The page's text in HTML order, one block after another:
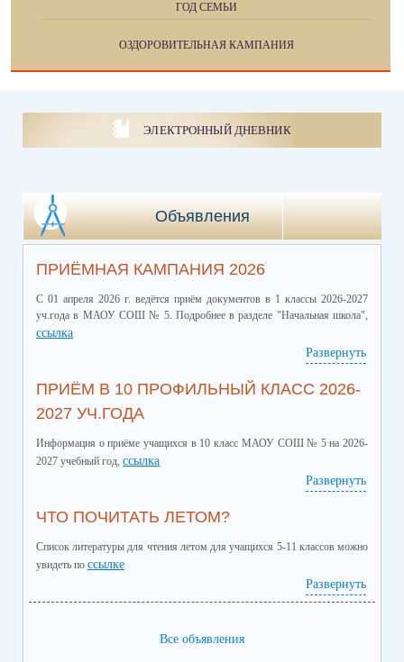
ГОД СЕМЬИ
ОЗДОРОВИТЕЛЬНАЯ КАМПАНИЯ
ЭЛЕКТРОННЫЙ ДНЕВНИК
Объявления
ПРИЁМНАЯ КАМПАНИЯ 2026
С 01 апреля 2026 г. ведётся приём документов в 1 классы 2026-2027
уч.года в МАОУ СОШ № 5. Подробнее в разделе "Начальная школа",
ссылка
Развернуть
ПРИЁМ В 10 ПРОФИЛЬНЫЙ КЛАСС 2026-
2027 УЧ.ГОДА
Информация о приёме учащихся в 10 класс МАОУ СОШ № 5 на 2026-
2027 учебный год, ссылка
Развернуть
ЧТО ПОЧИТАТЬ ЛЕТОМ?
Список литературы для чтения летом для учащихся 5-11 классов можно
увидеть по ссылке
Развернуть
Все объявления